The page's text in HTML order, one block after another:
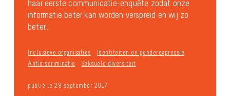
haar eerste communicatie-enquête zodat onze
informatie beter kan worden verspreid en wij zo
beter...
Inclusieve organisaties
Identiteiten en genderexpressie
Antidiscriminatie
Seksuele diversiteit
publié le 29 september 2017